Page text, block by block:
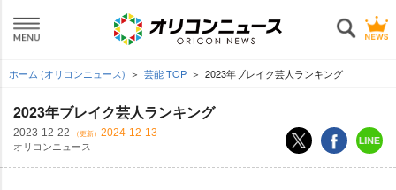
ホーム (オリコンニュース) 芸能 TOP 2023年ブレイク芸人ランキング
2023年ブレイク芸人ランキング
2023-12-22 （更新） 2024-12-13
オリコンニュース